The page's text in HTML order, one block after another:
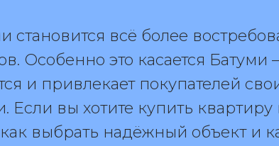
становится всё более
Особенно это касается
и привлекает покупателей
вы хотите купить квартиру
выбрать надёжный объект и